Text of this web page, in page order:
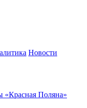
Новости
«Красная Поляна»